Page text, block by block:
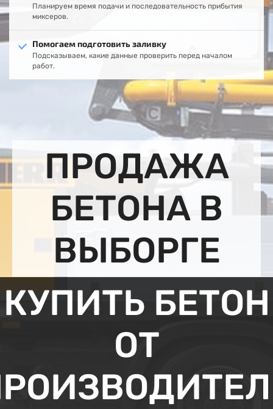
Планируем время подачи и последовательность прибытия
миксеров.
Помогаем подготовить заливку
Подсказываем, какие данные проверить перед началом
работ.
ПРОДАЖА
БЕТОНА В
ВЫБОРГЕ
КУПИТЬ БЕТОН
ОТ